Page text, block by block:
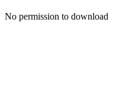
No permission to download